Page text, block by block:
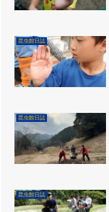
昆虫館日誌
昆虫館日誌
昆虫館日誌